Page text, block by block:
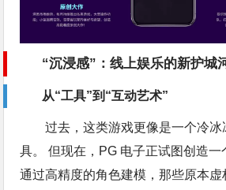
“沉浸感”：线上娱乐的新护城
从“工具”到“互动艺术”
过去，这类游戏更像是一个冷冰
具。 但现在，PG 电子正试图创造一
通过高精度的角色建模，那些原本